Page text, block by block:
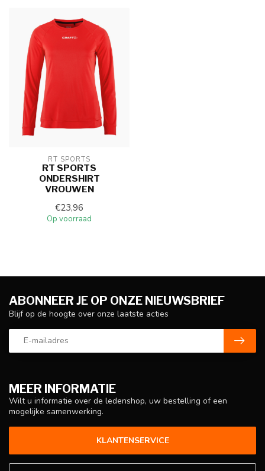
RT SPORTS
RT SPORTS
ONDERSHIRT
VROUWEN
€23,96
Op voorraad
MEER INFORMATIE
Wilt u informatie over de ledenshop, uw bestelling of een
mogelijke samenwerking.
KLANTENSERVICE
ABONNEER JE OP ONZE NIEUWSBRIEF
Blijf op de hoogte over onze laatste acties